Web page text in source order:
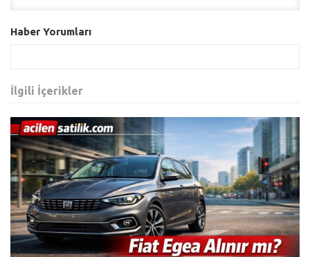
Haber Yorumları
İlgili İçerikler